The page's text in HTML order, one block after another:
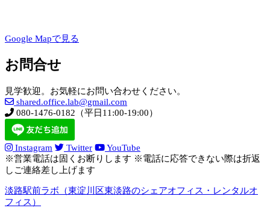
Google Mapで見る
お問合せ
見学歓迎。お気軽にお問い合わせください。
shared.office.lab@gmail.com
080-1476-0182（平日11:00-19:00）
Instagram Twitter
YouTube
※営業電話は固くお断りします ※電話に応答できない際は折返
しご連絡差し上げます
淡路駅前ラボ（東淀川区東淡路のシェアオフィス・レンタルオ
フィス）